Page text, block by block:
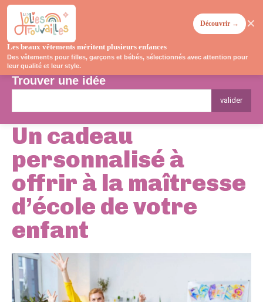
Trouver une idée
valider
Un cadeau
personnalisé à
offrir à la maîtresse
d’école de votre
enfant
Les beaux vêtements méritent plusieurs enfances
Des vêtements pour filles, garçons et bébés, sélectionnés avec attention pour
leur qualité et leur style.
Découvrir → ✕